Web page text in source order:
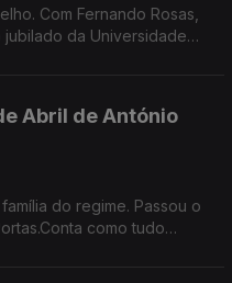
Com Fernando Rosas,
da Universidade
Abril de António
do regime. Passou o
como tudo